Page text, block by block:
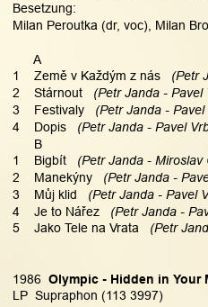
Besetzung:
Milan Peroutka (dr, voc), Milan
      A
1    Země v Každým z nás
(Petr
2    Stárnout
(Petr Janda - Pavel
3    Festivaly
(Petr Janda - Pavel
4    Dopis
(Petr Janda - Pavel
      B
1    Bigbít
(Petr Janda - Miroslav
2    Manekýny
(Petr Janda -
3    Můj klid
(Petr Janda - Pavel
4    Je to Nářez
(Petr Janda -
5    Jako Tele na Vrata
(Petr
1986 Olympic - Hidden in Your
LP  Supraphon (113 3997)